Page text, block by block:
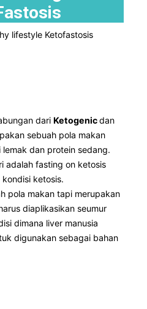
lifestyle Ketofastosis
dari Ketogenicdan
sebuah pola makan
dan protein sedang.
adalah fasting on ketosis
ketosis.
pola makan tapi merupakan
diaplikasikan seumur
dimana liver manusia
digunakan sebagai bahan